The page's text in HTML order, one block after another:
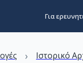
Για
› Ιστορικό